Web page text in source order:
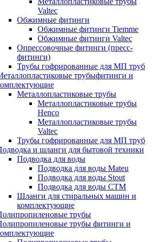
Valtec
Обжимные фитинги
Обжимные фитинги Tiemme
Обжимные фитинги Valtec
Опрессовочные фитинги (пресс-
фитинги)
Трубы гофрированные для МП труб
трубыфитинги и
Металлопластиковые трубы
Металлопластиковые трубы
Henco
Металлопластиковые трубы
Valtec
Трубы гофрированные для МП труб
и шланги для бытовой техники
Подводка для воды
Подводка для воды Mateu
Подводка для воды Stout
Подводка для воды СТМ
Шланги для стиральных машин и
комплектующие
трубы
трубы фитинги и